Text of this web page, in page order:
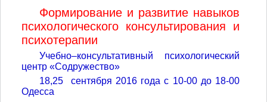
Формирование и развитие навыков
психологического консультирования и
психотерапии
Учебно–консультативный психологический
центр «Содружество»
18,25 сентября 2016 года с 10-00 до 18-00
Одесса